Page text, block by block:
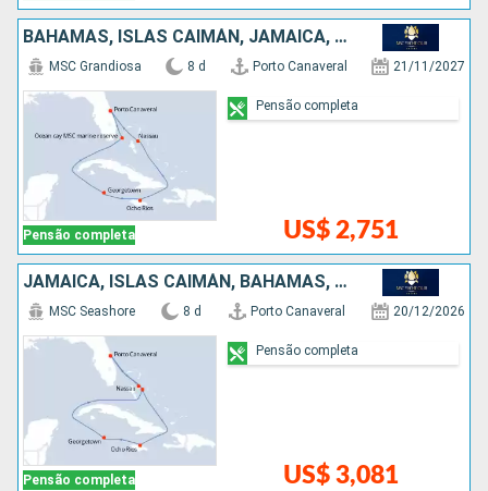
BAHAMAS, ISLAS CAIMÁN, JAMAICA, ESTADOS UNIDOS
Pensão completa
MSC Grandiosa 8 d Porto Canaveral 21/11/2027
US$ 2,751
Pensão completa
JAMAICA, ISLAS CAIMÁN, BAHAMAS, ESTADOS UNIDOS
Pensão completa
MSC Seashore 8 d Porto Canaveral 20/12/2026
US$ 3,081
Pensão completa